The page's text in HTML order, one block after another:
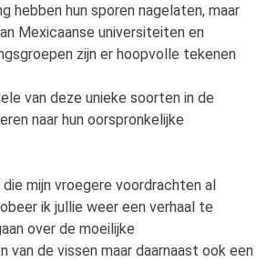
hebben hun sporen nagelaten, maar
Mexicaanse universiteiten en
zijn er hoopvolle tekenen
van deze unieke soorten in de
naar hun oorspronkelijke
mijn vroegere voordrachten al
ik jullie weer een verhaal te
over de moeilijke
van de vissen maar daarnaast ook een